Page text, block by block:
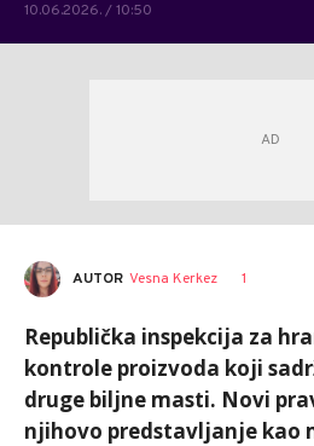
10.06.2026. / 10:50
AUTOR Vesna Kerkez 1
Republička inspekcija za
kontrole proizvoda koji
druge biljne masti. Novi
njihovo predstavljanje kao